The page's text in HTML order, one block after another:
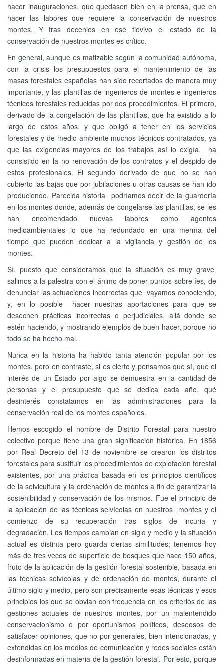
hacer inauguraciones, que quedasen bien en la prensa, que en
hacer las labores que requiere la conservación de nuestros
montes. Y tras decenios en ese tiovivo el estado de la
conservación de nuestros montes es crítico.
En general, aunque es matizable según la comunidad autónoma,
con la crisis los presupuestos para el mantenimiento de las
masas forestales españolas han sido recortados de manera muy
importante, y las plantillas de ingenieros de montes e ingenieros
técnicos forestales reducidas por dos procedimientos. El primero,
derivado de la congelación de las plantillas, que ha existido a lo
largo de estos años, y que obligó a tener en los servicios
forestales y de medio ambiente muchos técnicos contratados, ya
que las exigencias mayores de los trabajos así lo exigía, ha
consistido en la no renovación de los contratos y el despido de
estos profesionales. El segundo derivado de que no se han
cubierto las bajas que por jubilaciones u otras causas se han ido
produciendo. Parecida historia podríamos decir de la guardería
en los montes donde, además de congelarse las plantillas, se les
han encomendado nuevas labores como agentes
medioambientales lo que ha redundado en una merma del
tiempo que pueden dedicar a la vigilancia y gestión de los
montes.
Sí, puesto que consideramos que la situación es muy grave
salimos a la palestra con el ánimo de poner puntos sobre íes, de
denunciar las actuaciones incorrectas que vayamos conociendo,
y, en lo posible hacer nuestras aportaciones para que se
desechen prácticas incorrectas o perjudiciales, allá donde se
estén haciendo, y mostrando ejemplos de buen hacer, porque no
todo se ha hecho mal.
Nunca en la historia ha habido tanta atención popular por los
montes, pero en contraste, si es cierto y pensamos que sí, que el
interés de un Estado por algo se demuestra en la cantidad de
personas y el presupuesto que se dedica cada año, qué
desinterés constatamos en las administraciones para la
conservación real de los montes españoles.
Hemos escogido el nombre de Distrito Forestal para nuestro
colectivo porque tiene una gran significación histórica. En 1856
por Real Decreto del 13 de noviembre se crearon los distritos
forestales para sustituir los procedimientos de explotación forestal
existentes, por una práctica basada en los principios científicos
de la selvicultura y la ordenación de montes a fin de garantizar la
sostenibilidad y conservación de los mismos. Fue el principio de
la aplicación de las técnicas selvícolas en nuestros montes y el
comienzo de su recuperación tras siglos de incuria y
degradación. Los tiempos cambian en siglo y medio y la situación
actual es distinta pero guarda ciertas similitudes; tenemos hoy
más de tres veces de superficie de bosques que hace 150 años,
fruto de la aplicación de la gestión forestal sostenible, basada en
las técnicas selvícolas y de ordenación de montes, durante el
último siglo y medio, pero son precisamente esas técnicas y esos
principios los que se obvian con frecuencia en los criterios de las
gestiones actuales de nuestros montes, por un malentendido
conservacionismo o por oportunismos políticos, deseosos de
satisfacer opiniones, que no por generales, bien intencionadas, y
extendidas en los medios de comunicación y redes sociales están
desinformadas en materia de la gestión forestal. Por esto, porque